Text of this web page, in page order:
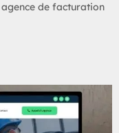
de facturation